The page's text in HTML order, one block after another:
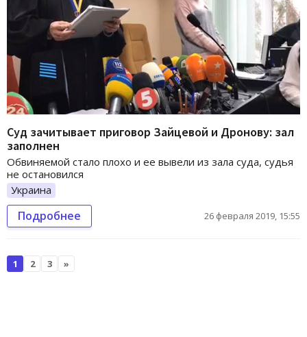
Суд зачитывает приговор Зайцевой и Дронову: зал
заполнен
Обвиняемой стало плохо и ее вывели из зала суда, судья
не остановился
Украина
Подробнее 26 февраля 2019, 15:55
1 2 3 »